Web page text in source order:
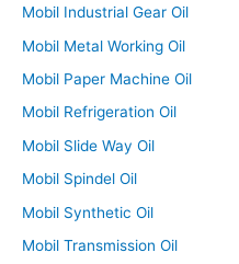
Mobil Industrial Gear Oil
Mobil Metal Working Oil
Mobil Paper Machine Oil
Mobil Refrigeration Oil
Mobil Slide Way Oil
Mobil Spindel Oil
Mobil Synthetic Oil
Mobil Transmission Oil